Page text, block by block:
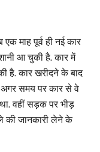
माह पूर्व ही नई कार
आ चुकी है. कार में
है. कार खरीदने के बाद
अगर समय पर कार से वे
वहीं सड़क पर भीड़
की जानकारी लेने के